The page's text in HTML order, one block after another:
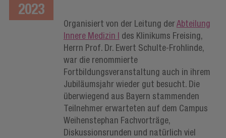
2023
Organisiert von der Leitung derAbteilung
Innere Medizin I des Klinikums Freising,
Herrn Prof. Dr. Ewert Schulte-Frohlinde,
war die renommierte
Fortbildungsveranstaltung auch in ihrem
Jubiläumsjahr wieder gut besucht. Die
überwiegend aus Bayern stammenden
Teilnehmer erwarteten auf dem Campus
Weihenstephan Fachvorträge,
Diskussionsrunden und natürlich viel